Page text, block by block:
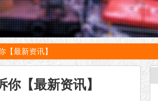
【最新资讯】
【最新资讯】